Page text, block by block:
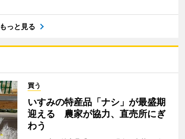
もっと見る
買う
いすみの特産品「ナシ」が最盛期
迎える 農家が協力、直売所にぎ
わう